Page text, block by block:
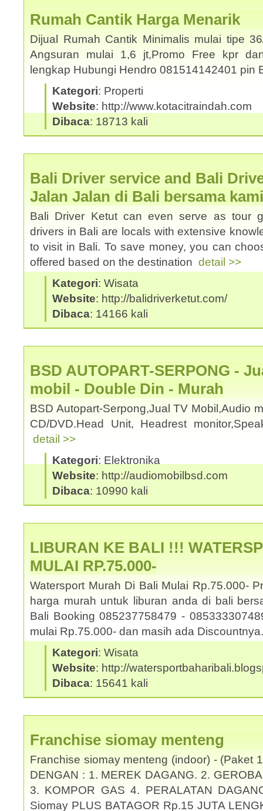
Rumah Cantik Harga Menarik
Dijual Rumah Cantik Minimalis mulai tipe
Angsuran mulai 1,6 jt,Promo Free kpr
lengkap Hubungi Hendro 081514142401
Kategori: Properti
Website: http://www.kotacitraindah.com
Dibaca: 18713 kali
Bali Driver service and Bali
Jalan Jalan di Bali bersama kami
Bali Driver Ketut can even serve as tour
drivers in Bali are locals with extensive
to visit in Bali. To save money, you can
offered based on the destination detail >>
Kategori: Wisata
Website: http://balidriverketut.com/
Dibaca: 14166 kali
BSD AUTOPART-SERPONG -
mobil - Double Din - Murah
BSD Autopart-Serpong,Jual TV Mobil,Audio
CD/DVD.Head Unit, Headrest
detail >>
Kategori: Elektronika
Website: http://audiomobilbsd.com
Dibaca: 10990 kali
LIBURAN KE BALI !!!
MULAI RP.75.000-
Watersport Murah Di Bali Mulai Rp.75.000-
harga murah untuk liburan anda di bali
Bali Booking 085237758479 -
mulai Rp.75.000- dan masih ada
Kategori: Wisata
Website: http://
Dibaca: 15641 kali
Franchise siomay menteng
Franchise siomay menteng (indoor) - (Paket
DENGAN : 1. MEREK DAGANG. 2.
3. KOMPOR GAS 4. PERALATAN
Siomay PLUS BATAGOR Rp.15 JUTA